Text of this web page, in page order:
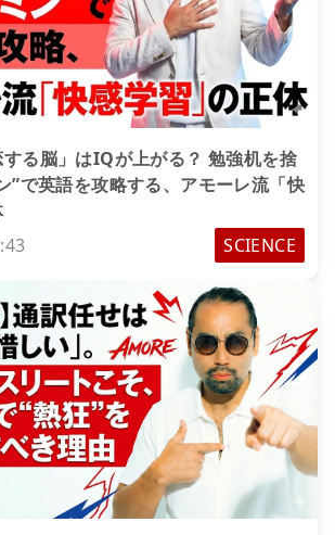
する脳」はIQが上がる？ 勉強机を捨
”で英語を攻略する、アモーレ流「快
SCIENCE